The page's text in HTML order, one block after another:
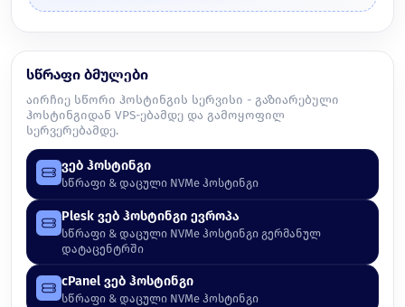
სწრაფი ბმულები
აირჩიე სწორი ჰოსტინგის სერვისი - გაზიარებული
ჰოსტინგიდან VPS-ებამდე და გამოყოფილ
სერვერებამდე.
ვებ ჰოსტინგი
სწრაფი & დაცული NVMe ჰოსტინგი
Plesk ვებ ჰოსტინგი ევროპა
სწრაფი & დაცული NVMe ჰოსტინგი გერმანულ
დატაცენტრში
cPanel ვებ ჰოსტინგი
სწრაფი & დაცული NVMe ჰოსტინგი